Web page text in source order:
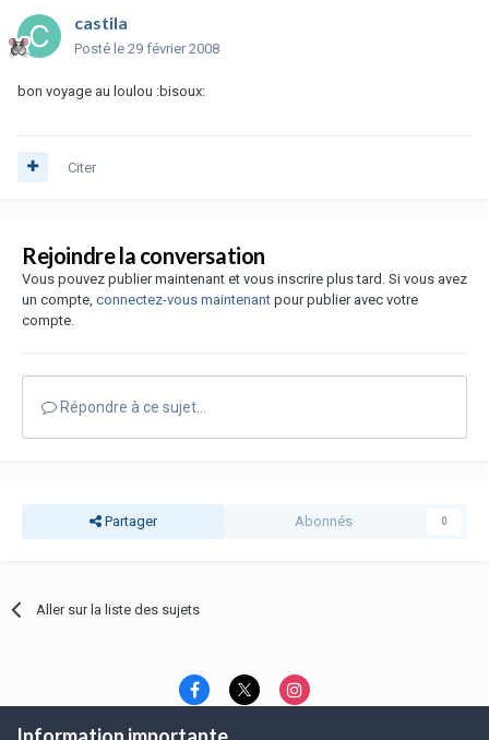
castila
Posté le 29 février 2008
bon voyage au loulou :bisoux:
Citer
Rejoindre la conversation
Vous pouvez publier maintenant et vous inscrire plus tard. Si vous avez
un compte, connectez-vous maintenant pour publier avec votre
compte.
Répondre à ce sujet…
Partager Abonnés 0
Aller sur la liste des sujets